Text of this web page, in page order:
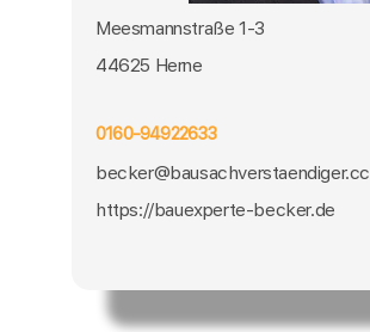
Meesmannstraße 1-3
44625 Herne
0160-94922633
becker@bausachverstaendiger.cc
https://bauexperte-becker.de